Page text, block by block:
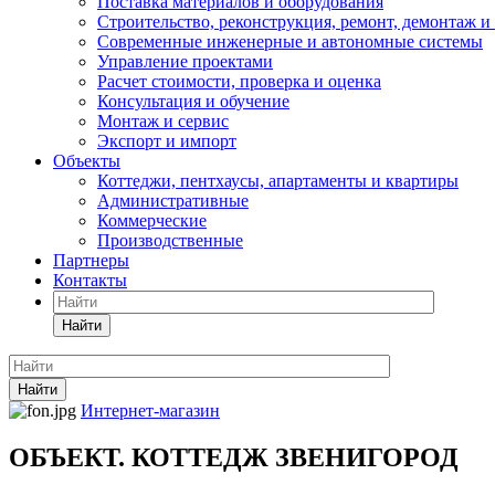
Строительство, реконструкция, ремонт, демонтаж и
Современные инженерные и автономные системы
Управление проектами
Расчет стоимости, проверка и оценка
Консультация и обучение
Монтаж и сервис
Экспорт и импорт
Объекты
Коттеджи, пентхаусы, апартаменты и квартиры
Административные
Коммерческие
Производственные
Партнеры
Контакты
Найти
Найти
Интернет-магазин
ОБЪЕКТ. КОТТЕДЖ ЗВЕНИГОРОД